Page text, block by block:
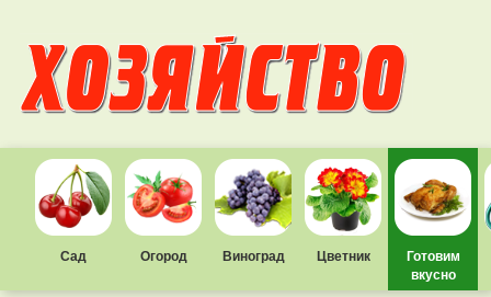
Сад Огород Виноград Цветник
Готовим
вкусно